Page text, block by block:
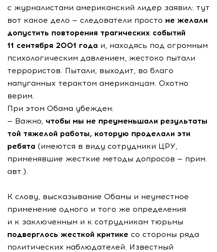
с журналистами американский лидер заявил: тут
вот какое дело — следователи просто не желали
допустить повторения трагических событий
11 сентября 2001 года и, находясь под огромным
психологическим давлением, жестоко пытали
террористов. Пытали, выходит, во благо
напуганных терактом американцам. Охотно
верим.
При этом Обама убежден:
— Важно, чтобы мы не преуменьшали результаты
той тяжелой работы, которую проделали эти
ребята (имеются в виду сотрудники ЦРУ,
применявшие жесткие методы допросов — прим.
авт.).
К слову, высказывание Обамы и неуместное
применение одного и того же определения
и к заключенным и к сотрудникам тюрьмы
подверглось жесткой критике со стороны ряда
политических наблюдателей. Известный